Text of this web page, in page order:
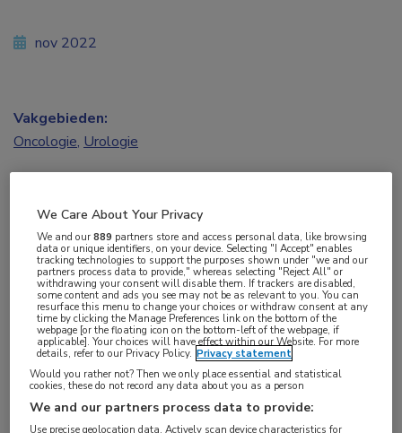
Voor patiënten met prostaatkanker kan
toepassing van 177-Lutetium-PSMA of 225-
Actinium-PSMA een interessante behandeloptie
zijn. In principe kan radionuclidetherapie voor veel
nov 2022
Vakgebieden:
Oncologie, Urologie
Uro-oncologie
Tags:
actinium,lutetium,prostaatkanker,PSMA
We Care About Your Privacy
We and our889 partners store and access personal data, like browsing
data or unique identifiers, on your device. Selecting "I Accept" enables
tracking technologies to support the purposes shown under "we and our
partners process data to provide," whereas selecting "Reject All" or
withdrawing your consent will disable them. If trackers are disabled,
some content and ads you see may not be as relevant to you. You can
resurface this menu to change your choices or withdraw consent at any
time by clicking the Manage Preferences link on the bottom of the
webpage [or the floating icon on the bottom-left of the webpage, if
applicable]. Your choices will have effect within our Website. For more
details, refer to our Privacy Policy. Privacy statement
Would you rather not? Then we only place essential and statistical
cookies, these do not record any data about you as a person
We and our partners process data to provide:
Use precise geolocation data. Actively scan device characteristics for